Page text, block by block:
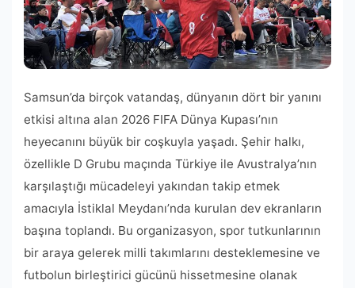
Samsun’da birçok vatandaş, dünyanın dört bir yanını
etkisi altına alan 2026 FIFA Dünya Kupası’nın
heyecanını büyük bir coşkuyla yaşadı. Şehir halkı,
özellikle D Grubu maçında Türkiye ile Avustralya’nın
karşılaştığı mücadeleyi yakından takip etmek
amacıyla İstiklal Meydanı’nda kurulan dev ekranların
başına toplandı. Bu organizasyon, spor tutkunlarının
bir araya gelerek milli takımlarını desteklemesine ve
futbolun birleştirici gücünü hissetmesine olanak